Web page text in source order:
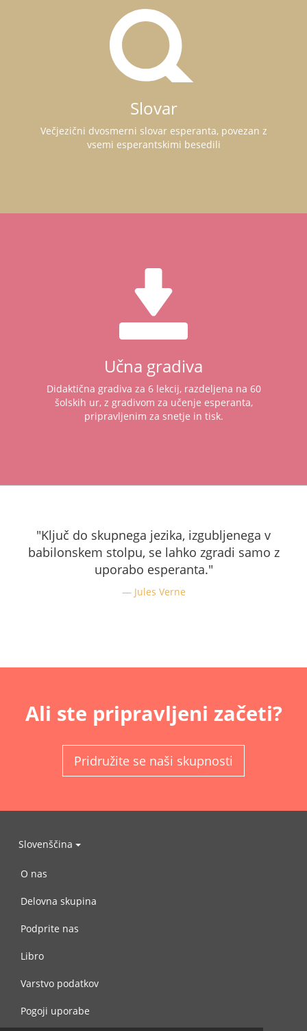
Slovar
Večjezični dvosmerni slovar esperanta, povezan z
vsemi esperantskimi besedili
Učna gradiva
Didaktična gradiva za 6 lekcij, razdeljena na 60
šolskih ur, z gradivom za učenje esperanta,
pripravljenim za snetje in tisk.
"Ključ do skupnega jezika, izgubljenega v
babilonskem stolpu, se lahko zgradi samo z
uporabo esperanta."
Jules Verne
Ali ste pripravljeni začeti?
Pridružite se naši skupnosti
Slovenščina
O nas
Delovna skupina
Podprite nas
Libro
Varstvo podatkov
Pogoji uporabe